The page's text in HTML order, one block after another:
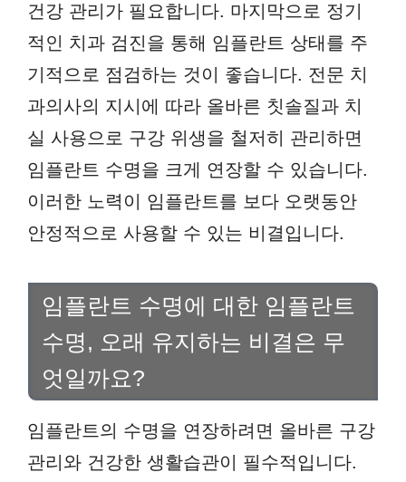
건강 관리가 필요합니다. 마지막으로 정기
적인 치과 검진을 통해 임플란트 상태를 주
기적으로 점검하는 것이 좋습니다. 전문 치
과의사의 지시에 따라 올바른 칫솔질과 치
실 사용으로 구강 위생을 철저히 관리하면
임플란트 수명을 크게 연장할 수 있습니다.
이러한 노력이 임플란트를 보다 오랫동안
안정적으로 사용할 수 있는 비결입니다.
임플란트 수명에 대한 임플란트
수명, 오래 유지하는 비결은 무
엇일까요?
임플란트의 수명을 연장하려면 올바른 구강
관리와 건강한 생활습관이 필수적입니다.